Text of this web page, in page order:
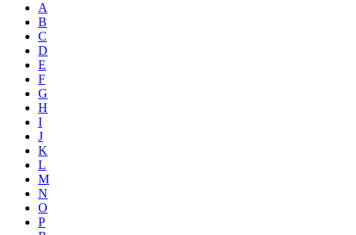
A
B
C
D
E
F
G
H
I
J
K
L
M
N
O
P